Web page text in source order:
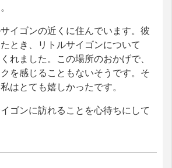
イゴンの近くに住んでいます。彼
とき、リトルサイゴンについて
れました。この場所のおかげで、
を感じることもないそうです。そ
はとても嬉しかったです。
ゴンに訪れることを心待ちにして